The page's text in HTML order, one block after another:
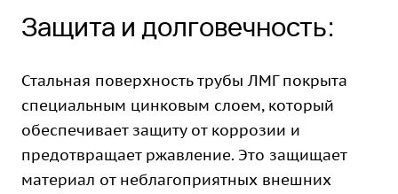
Защита и долговечность:
Стальная поверхность трубы ЛМГ покрыта
специальным цинковым слоем, который
обеспечивает защиту от коррозии и
предотвращает ржавление. Это защищает
материал от неблагоприятных внешних